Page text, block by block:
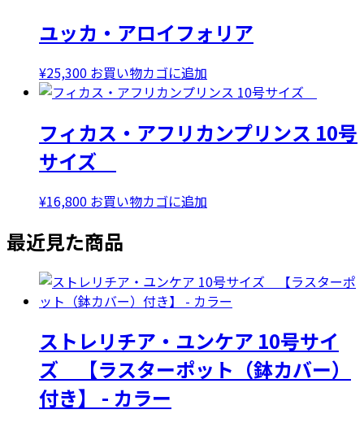
た。
す。
ユッカ・アロイフォリア
¥25,300 お買い物カゴに追加
フィカス・アフリカンプリンス 10号
サイズ
¥16,800 お買い物カゴに追加
最近見た商品
ストレリチア・ユンケア 10号サイ
ズ 【ラスターポット（鉢カバー）
付き】 - カラー